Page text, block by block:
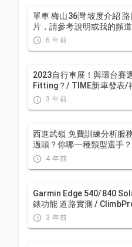
單車 梅山36灣 坡度介紹
片，請參考說明或我的頻
6 年前
2023自行車展！與環台賽
Fitting？/ TIME新車發表/
VLOG | CT Yeh | 公路車
3 年前
西進武嶺 免費訓練分析服
過頭？你哪一種類型選手
4 年前
Garmin Edge 540/840
錶功能 道路實測 /
航實測 / 公路車 / CT Yeh
3 年前